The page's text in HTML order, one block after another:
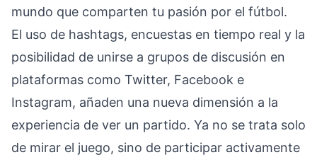
mundo que comparten tu pasión por el fútbol.
El uso de hashtags, encuestas en tiempo real y la
posibilidad de unirse a grupos de discusión en
plataformas como Twitter, Facebook e
Instagram, añaden una nueva dimensión a la
experiencia de ver un partido. Ya no se trata solo
de mirar el juego, sino de participar activamente